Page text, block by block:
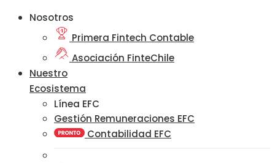
Nosotros
Primera Fintech Contable
Asociación FinteChile
Nuestro
Ecosistema
Línea EFC
Gestión Remuneraciones EFC
Contabilidad EFC